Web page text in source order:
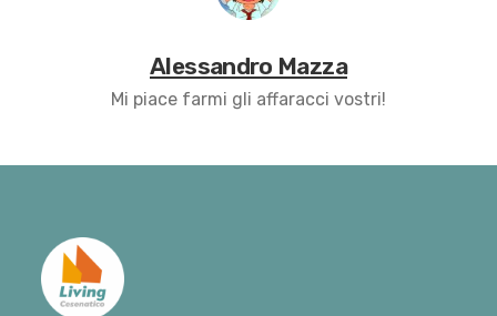
Alessandro Mazza
Mi piace farmi gli affaracci vostri!